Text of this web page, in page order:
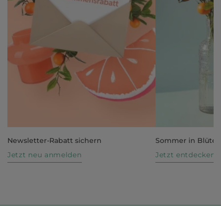
Newsletter-Rabatt sichern
Jetzt neu anmelden
Sommer in Blüte
Jetzt entdecken